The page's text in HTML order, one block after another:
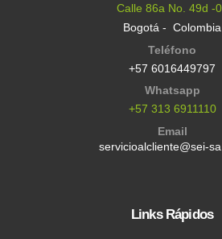
Calle 86a No. 49d -
Bogotá - Colombia
Teléfono
+57 6016449797
Whatsapp
+57 313 6911110
Email
servicioalcliente@sei-
Links Rápidos